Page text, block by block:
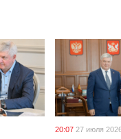
20:07 27 июля